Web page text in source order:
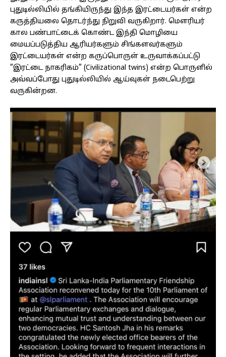
புதுடில்லியில் தங்கியிருந்து இந்த இரட்டையர்கள் என்ற
கருத்தியலை தொடர்ந்து நிறுவி வருகிறார். மௌரியர்
கால பண்பாட்டைக் கொண்ட இந்தி மொழியை
மையப்படுத்திய ஆரியர்களும் சிங்களவர்களும்
இரட்டையர்கள் என்ற கருப்பொருள் உருவாக்கப்பட்டு
”இரட்டை நாகரிகம்” (Civilizational twins) என்ற பொருளில்
அவ்வப்போது புதுடில்லியில் ஆய்வுகள் நடைபெற்று
வருகின்றன.